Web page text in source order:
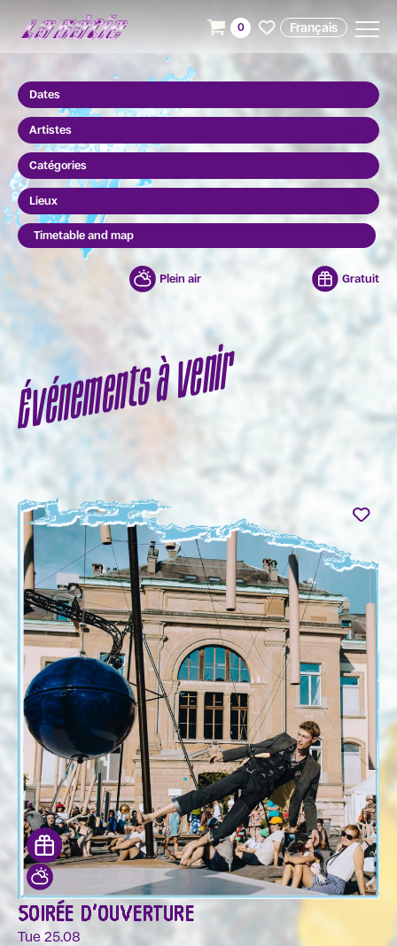
Dates
Artistes
Catégories
Lieux
Timetable and map
Plein air Gratuit
Événements à venir
SOIRÉE D'OUVERTURE
Tue 25.08
0 Français